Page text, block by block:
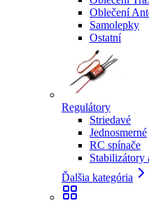
Oblečení
Samolepky
Ostatní
Regulátory
Striedavé
Jednosmerné
RC spínače
Stabilizátory
Ďalšia kategória